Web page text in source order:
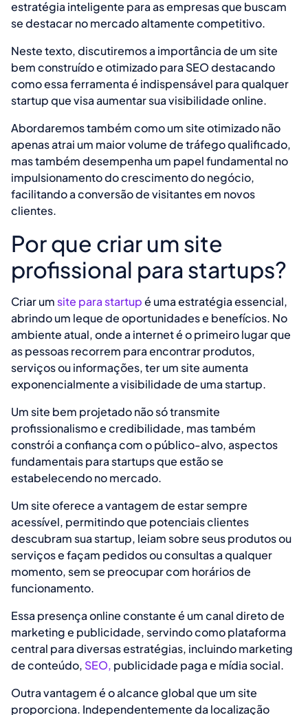
estratégia inteligente para as empresas que buscam
se destacar no mercado altamente competitivo.
Neste texto, discutiremos a importância de um site
bem construído e otimizado para SEO destacando
como essa ferramenta é indispensável para qualquer
startup que visa aumentar sua visibilidade online.
Abordaremos também como um site otimizado não
apenas atrai um maior volume de tráfego qualificado,
mas também desempenha um papel fundamental no
impulsionamento do crescimento do negócio,
facilitando a conversão de visitantes em novos
clientes.
Por que criar um site
profissional para startups?
Criar um site para startupé uma estratégia essencial,
abrindo um leque de oportunidades e benefícios. No
ambiente atual, onde a internet é o primeiro lugar que
as pessoas recorrem para encontrar produtos,
serviços ou informações, ter um site aumenta
exponencialmente a visibilidade de uma startup.
Um site bem projetado não só transmite
profissionalismo e credibilidade, mas também
constrói a confiança com o público-alvo, aspectos
fundamentais para startups que estão se
estabelecendo no mercado.
Um site oferece a vantagem de estar sempre
acessível, permitindo que potenciais clientes
descubram sua startup, leiam sobre seus produtos ou
serviços e façam pedidos ou consultas a qualquer
momento, sem se preocupar com horários de
funcionamento.
Essa presença online constante é um canal direto de
marketing e publicidade, servindo como plataforma
central para diversas estratégias, incluindo marketing
de conteúdo, SEO, publicidade paga e mídia social.
Outra vantagem é o alcance global que um site
proporciona. Independentemente da localização